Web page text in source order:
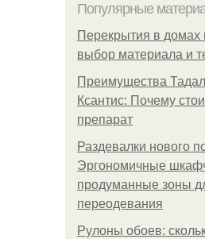
Популярные
Перекрытия в домах
выбор материала и
Преимущества
Ксантис: Почему
препарат
Раздевалки нового
Эргономичные
продуманные зоны
переодевания
Рулоны обоев: